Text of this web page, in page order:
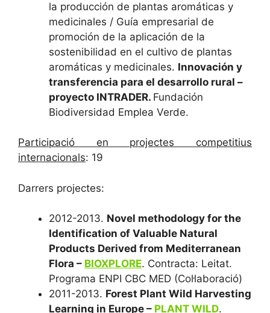
la producción de plantas aromáticas y
medicinales / Guía empresarial de
promoción de la aplicación de la
sostenibilidad en el cultivo de plantas
aromáticas y medicinales. Innovación y
transferencia para el desarrollo rural –
proyecto INTRADER. Fundación
Biodiversidad Emplea Verde.
Participació en projectes competitius
internacionals: 19
Darrers projectes:
2012-2013. Novel methodology for the
Identification of Valuable Natural
Products Derived from Mediterranean
Flora – BIOXPLORE. Contracta: Leitat.
Programa ENPI CBC MED (Col·laboració)
2011-2013. Forest Plant Wild Harvesting
Learning in Europe – PLANT WILD.